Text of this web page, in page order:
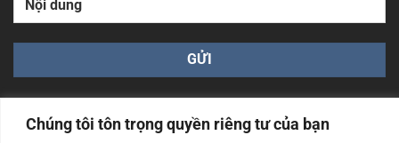
Chúng tôi tôn trọng quyền riêng tư của bạn